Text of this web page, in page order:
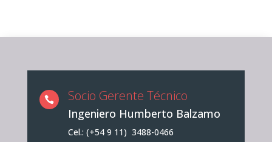
 Socio Gerente Técnico
Ingeniero Humberto Balzamo
Cel.: (+54 9 11) 3488-0466